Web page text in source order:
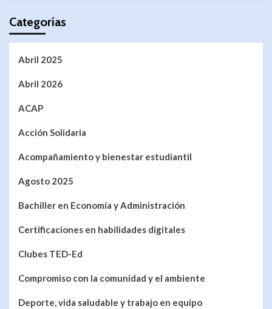
Categorías
Abril 2025
Abril 2026
ACAP
Acción Solidaria
Acompañamiento y bienestar estudiantil
Agosto 2025
Bachiller en Economía y Administración
Certificaciones en habilidades digitales
Clubes TED-Ed
Compromiso con la comunidad y el ambiente
Deporte, vida saludable y trabajo en equipo